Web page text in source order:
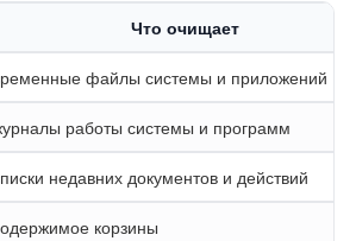
Что очищает
файлы системы и приложений
работы системы и программ
недавних документов и действий
корзины